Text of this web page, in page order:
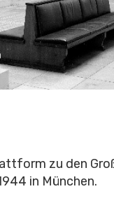
zu den
in München.